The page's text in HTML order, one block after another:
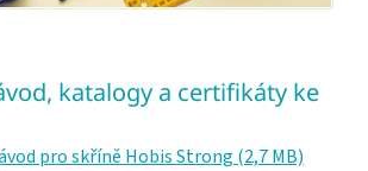
katalogy a certifikáty ke
pro skříně Hobis Strong (2,7 MB)